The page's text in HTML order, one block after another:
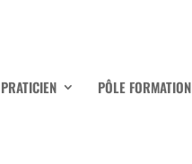
PÔLE FORMATION